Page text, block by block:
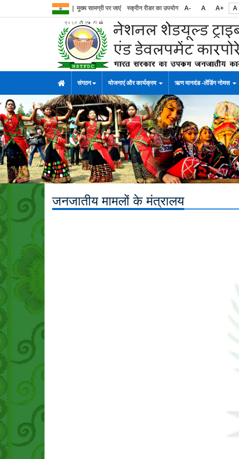
मुख्य सामग्री पर जाएं स्क्रीन रीडर का उपयोग A- A A+ A
संगठन योजनाएं और कार्यक्रम ऋण मानदंड -लेंडिंग नोमस
जनजातीय मामलों के मंत्रालय